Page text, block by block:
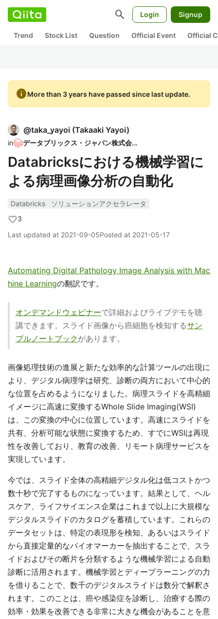
search Login Signup
Trend Stock List Question Official Event Official
infoMore than 3 years have passed since last update.
@taka_yayoi (Takaaki Yayoi)
in データブリックス・ジャパン株式会社
Databricksにおける機械学習に
よる病理画像分析の自動化
Databricks
ソリューションアクセラレータ
3
Last updated at 2021-09-05Posted at 2021-05-17
Automating Digital Pathology Image Analysis with Mac
hine Learningの翻訳です。
オンデマンドウェビナーで詳細およびライブデモを聴
講できます。スライド画像から癌細胞を検知するサン
プルノートブックがあります。
画像処理技術の進展と新たな効率的な計算ツールの出現に
より、デジタル病理学は研究、診断の両方において中心的
な位置を占めるようになりました。病理スライドを高精細
イメージに高速に変換するWhole Slide Imaging(WSI)
は、この変換の中心に位置しています。高速にスライドを
共有、分析可能な状態に変換するため、すでにWSIは再現
性を改善しており、教育の改善、リモート病理サービスを
実現しています。
今では、スライド全体の高精細デジタル化は低コストかつ
数十秒で完了するものになっています。結果として、ヘル
スケア、ライフサイエンス企業はこれまで以上に大規模な
デジタルスライドのカタログを蓄積しています。これらの
データセットは、特定の表現形を検知、あるいはスライド
から直接定量的なバイオマーカーを抽出することで、スラ
イドおよびその断片を分類するような機械学習による自動
診断に活用されます。機械学習とディープラーニングの力
を借りることで、数千のデジタルスライドは数分で解釈さ
れます。このことは、癌や感染症を診断し、治療する際の
効率・効果を改善できる非常に大きな機会があることを意